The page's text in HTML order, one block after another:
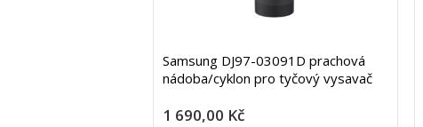
Samsung DJ97-03091D prachová
nádoba/cyklon pro tyčový vysavač
1 690,00 Kč